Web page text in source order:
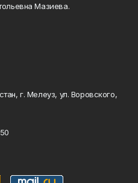
Мазиева.
г. Мелеуз, ул. Воровского,